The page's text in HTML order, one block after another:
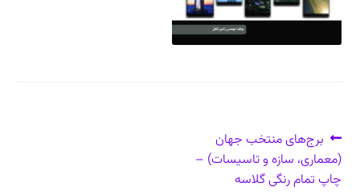
راهبری
نوشته
نوشتهٔ
قبلی:
برج‌های منتخب جهان
(معماری، سازه و تاسیسات) –
چاپ تمام رنگی گلاسه